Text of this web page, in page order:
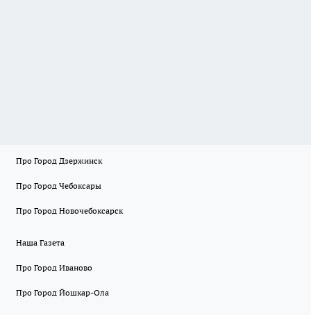
Про Город Дзержинск
Про Город Чебоксары
Про Город Новочебоксарск
Наша Газета
Про Город Иваново
Про Город Йошкар-Ола